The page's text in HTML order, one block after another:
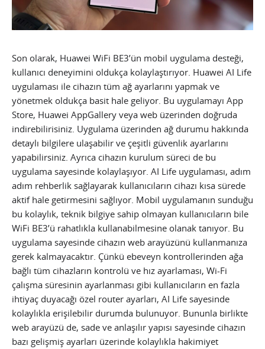
Son olarak, Huawei WiFi BE3’ün mobil uygulama desteği,
kullanıcı deneyimini oldukça kolaylaştırıyor. Huawei AI Life
uygulaması ile cihazın tüm ağ ayarlarını yapmak ve
yönetmek oldukça basit hale geliyor. Bu uygulamayı App
Store, Huawei AppGallery veya web üzerinden doğruda
indirebilirisiniz. Uygulama üzerinden ağ durumu hakkında
detaylı bilgilere ulaşabilir ve çeşitli güvenlik ayarlarını
yapabilirsiniz. Ayrıca cihazın kurulum süreci de bu
uygulama sayesinde kolaylaşıyor. AI Life uygulaması, adım
adım rehberlik sağlayarak kullanıcıların cihazı kısa sürede
aktif hale getirmesini sağlıyor. Mobil uygulamanın sunduğu
bu kolaylık, teknik bilgiye sahip olmayan kullanıcıların bile
WiFi BE3’ü rahatlıkla kullanabilmesine olanak tanıyor. Bu
uygulama sayesinde cihazın web arayüzünü kullanmanıza
gerek kalmayacaktır. Çünkü ebeveyn kontrollerinden ağa
bağlı tüm cihazların kontrolü ve hız ayarlaması, Wi-Fi
çalışma süresinin ayarlanması gibi kullanıcıların en fazla
ihtiyaç duyacağı özel router ayarları, AI Life sayesinde
kolaylıkla erişilebilir durumda bulunuyor. Bununla birlikte
web arayüzü de, sade ve anlaşılır yapısı sayesinde cihazın
bazı gelişmiş ayarları üzerinde kolaylıkla hakimiyet